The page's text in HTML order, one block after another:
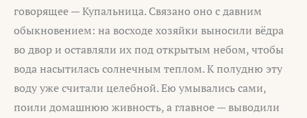
говорящее — Купальница. Связано оно с давним
обыкновением: на восходе хозяйки выносили вёдра
во двор и оставляли их под открытым небом, чтобы
вода насытилась солнечным теплом. К полудню эту
воду уже считали целебной. Ею умывались сами,
поили домашнюю живность, а главное — выводили